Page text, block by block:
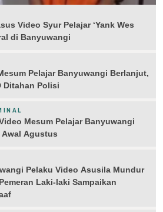
Video Syur Pelajar ‘Yank Wes
di Banyuwangi
Pelajar Banyuwangi Berlanjut,
Ditahan Polisi
Mesum Pelajar Banyuwangi
Awal Agustus
Pelaku Video Asusila Mundur
Laki-laki Sampaikan